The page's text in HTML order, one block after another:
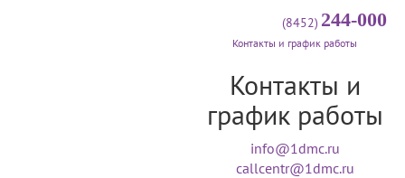
(8452) 244-000
Контакты и график работы
Контакты и
график работы
info@1dmc.ru
callcentr@1dmc.ru